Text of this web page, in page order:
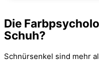
Die
Schuh?
Schnürsenkel sind mehr